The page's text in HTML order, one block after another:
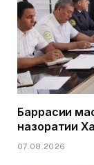
Баррасии
назоратии
07.08.2026